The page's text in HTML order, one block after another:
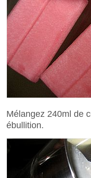
Mélangez 240ml de
ébullition.